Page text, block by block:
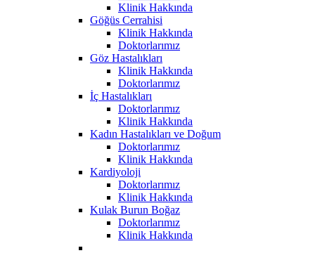
Klinik Hakkında
Göğüs Cerrahisi
Klinik Hakkında
Doktorlarımız
Göz Hastalıkları
Klinik Hakkında
Doktorlarımız
İç Hastalıkları
Doktorlarımız
Klinik Hakkında
Kadın Hastalıkları ve Doğum
Doktorlarımız
Klinik Hakkında
Kardiyoloji
Doktorlarımız
Klinik Hakkında
Kulak Burun Boğaz
Doktorlarımız
Klinik Hakkında